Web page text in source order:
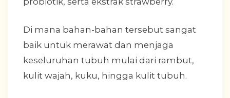
Di mana bahan-bahan tersebut sangat
baik untuk merawat dan menjaga
keseluruhan tubuh mulai dari rambut,
kulit wajah, kuku, hingga kulit tubuh.